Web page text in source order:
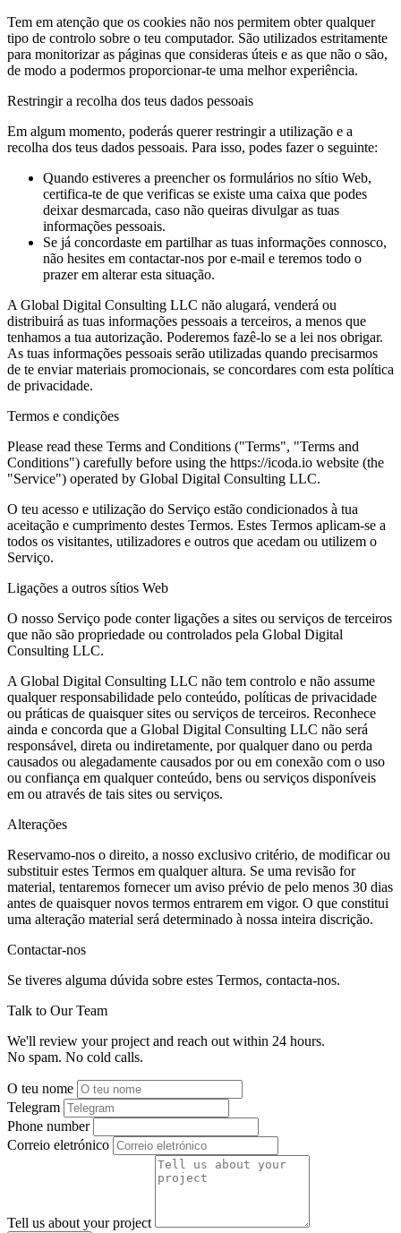
Tem em atenção que os cookies não nos permitem obter qualquer
tipo de controlo sobre o teu computador. São utilizados estritamente
para monitorizar as páginas que consideras úteis e as que não o são,
de modo a podermos proporcionar-te uma melhor experiência.
Restringir a recolha dos teus dados pessoais
Em algum momento, poderás querer restringir a utilização e a
recolha dos teus dados pessoais. Para isso, podes fazer o seguinte:
Quando estiveres a preencher os formulários no sítio Web,
certifica-te de que verificas se existe uma caixa que podes
deixar desmarcada, caso não queiras divulgar as tuas
informações pessoais.
Se já concordaste em partilhar as tuas informações connosco,
não hesites em contactar-nos por e-mail e teremos todo o
prazer em alterar esta situação.
A Global Digital Consulting LLC não alugará, venderá ou
distribuirá as tuas informações pessoais a terceiros, a menos que
tenhamos a tua autorização. Poderemos fazê-lo se a lei nos obrigar.
As tuas informações pessoais serão utilizadas quando precisarmos
de te enviar materiais promocionais, se concordares com esta política
de privacidade.
Termos e condições
Please read these Terms and Conditions ("Terms", "Terms and
Conditions") carefully before using the https://icoda.io website (the
"Service") operated by Global Digital Consulting LLC.
O teu acesso e utilização do Serviço estão condicionados à tua
aceitação e cumprimento destes Termos. Estes Termos aplicam-se a
todos os visitantes, utilizadores e outros que acedam ou utilizem o
Serviço.
Ligações a outros sítios Web
O nosso Serviço pode conter ligações a sites ou serviços de terceiros
que não são propriedade ou controlados pela Global Digital
Consulting LLC.
A Global Digital Consulting LLC não tem controlo e não assume
qualquer responsabilidade pelo conteúdo, políticas de privacidade
ou práticas de quaisquer sites ou serviços de terceiros. Reconhece
ainda e concorda que a Global Digital Consulting LLC não será
responsável, direta ou indiretamente, por qualquer dano ou perda
causados ou alegadamente causados por ou em conexão com o uso
ou confiança em qualquer conteúdo, bens ou serviços disponíveis
em ou através de tais sites ou serviços.
Alterações
Reservamo-nos o direito, a nosso exclusivo critério, de modificar ou
substituir estes Termos em qualquer altura. Se uma revisão for
material, tentaremos fornecer um aviso prévio de pelo menos 30 dias
antes de quaisquer novos termos entrarem em vigor. O que constitui
uma alteração material será determinado à nossa inteira discrição.
Contactar-nos
Se tiveres alguma dúvida sobre estes Termos, contacta-nos.
Talk to Our Team
We'll review your project and reach out within 24 hours.
No spam. No cold calls.
O teu nome
Telegram
Phone number
Correio eletrónico
Tell us about your project